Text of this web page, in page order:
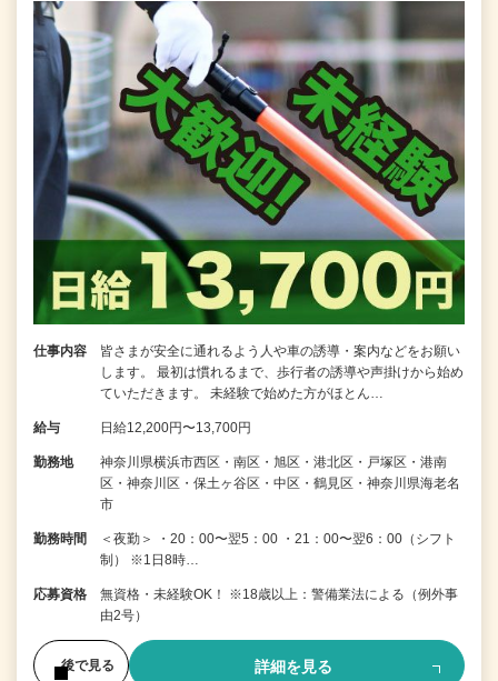
仕事内容
皆さまが安全に通れるよう人や車の誘導・案内などをお願い
します。 最初は慣れるまで、歩行者の誘導や声掛けから始め
ていただきます。 未経験で始めた方がほとん…
給与 日給12,200円〜13,700円
勤務地
神奈川県横浜市西区・南区・旭区・港北区・戸塚区・港南
区・神奈川区・保土ヶ谷区・中区・鶴見区・神奈川県海老名
市
勤務時間
＜夜勤＞ ・20：00〜翌5：00 ・21：00〜翌6：00（シフト
制） ※1日8時…
応募資格
無資格・未経験OK！ ※18歳以上：警備業法による（例外事
由2号）
後で見る 詳細を見る